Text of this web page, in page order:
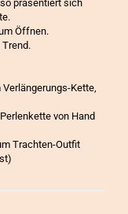
präsentiert sich
Öffnen.
Kette,
von Hand
Trachten-Outfit